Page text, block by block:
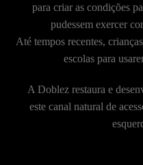
para criar as condições
pudessem exercer
Até tempos recentes,
escolas para
A Doblez restaura e
este canal natural de